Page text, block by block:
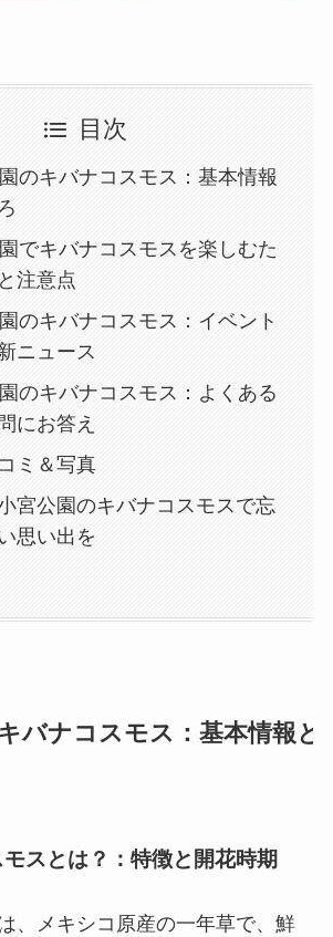
目次
のキバナコスモス：基本情報
でキバナコスモスを楽しむた
注意点
のキバナコスモス：イベント
ニュース
のキバナコスモス：よくある
にお答え
ミ＆写真
宮公園のキバナコスモスで忘
思い出を
バナコスモス：基本情報と
スとは？：特徴と開花時期
、メキシコ原産の一年草で、鮮